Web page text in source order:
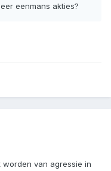
eenmans akties?
van agressie in